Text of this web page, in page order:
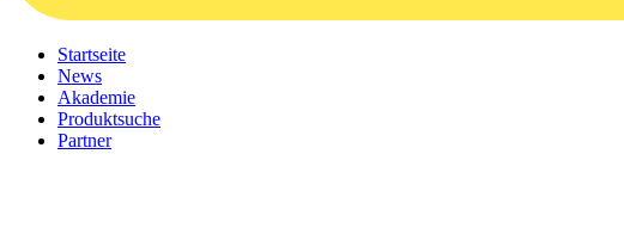
Startseite
News
Akademie
Produktsuche
Partner